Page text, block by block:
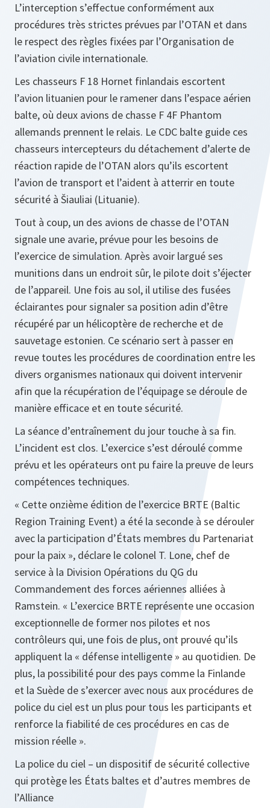
L’interception s’effectue conformément aux
procédures très strictes prévues par l’OTAN et dans
le respect des règles fixées par l’Organisation de
l’aviation civile internationale.
Les chasseurs F 18 Hornet finlandais escortent
l’avion lituanien pour le ramener dans l’espace aérien
balte, où deux avions de chasse F 4F Phantom
allemands prennent le relais. Le CDC balte guide ces
chasseurs intercepteurs du détachement d’alerte de
réaction rapide de l’OTAN alors qu’ils escortent
l’avion de transport et l’aident à atterrir en toute
sécurité à Šiauliai (Lituanie).
Tout à coup, un des avions de chasse de l’OTAN
signale une avarie, prévue pour les besoins de
l’exercice de simulation. Après avoir largué ses
munitions dans un endroit sûr, le pilote doit s’éjecter
de l’appareil. Une fois au sol, il utilise des fusées
éclairantes pour signaler sa position adin d’être
récupéré par un hélicoptère de recherche et de
sauvetage estonien. Ce scénario sert à passer en
revue toutes les procédures de coordination entre les
divers organismes nationaux qui doivent intervenir
afin que la récupération de l’équipage se déroule de
manière efficace et en toute sécurité.
La séance d’entraînement du jour touche à sa fin.
L’incident est clos. L’exercice s’est déroulé comme
prévu et les opérateurs ont pu faire la preuve de leurs
compétences techniques.
« Cette onzième édition de l’exercice BRTE (Baltic
Region Training Event) a été la seconde à se dérouler
avec la participation d’États membres du Partenariat
pour la paix », déclare le colonel T. Lone, chef de
service à la Division Opérations du QG du
Commandement des forces aériennes alliées à
Ramstein. « L’exercice BRTE représente une occasion
exceptionnelle de former nos pilotes et nos
contrôleurs qui, une fois de plus, ont prouvé qu’ils
appliquent la « défense intelligente » au quotidien. De
plus, la possibilité pour des pays comme la Finlande
et la Suède de s’exercer avec nous aux procédures de
police du ciel est un plus pour tous les participants et
renforce la fiabilité de ces procédures en cas de
mission réelle ».
La police du ciel – un dispositif de sécurité collective
qui protège les États baltes et d’autres membres de
l’Alliance